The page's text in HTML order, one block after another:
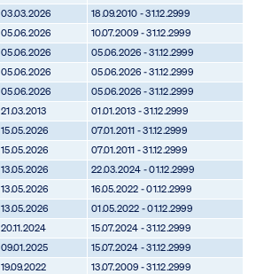
03.03.2026
18.09.2010 - 31.12.2999
05.06.2026
10.07.2009 - 31.12.2999
05.06.2026
05.06.2026 - 31.12.2999
05.06.2026
05.06.2026 - 31.12.2999
05.06.2026
05.06.2026 - 31.12.2999
21.03.2013
01.01.2013 - 31.12.2999
15.05.2026
07.01.2011 - 31.12.2999
15.05.2026
07.01.2011 - 31.12.2999
13.05.2026
22.03.2024 - 01.12.2999
13.05.2026
16.05.2022 - 01.12.2999
13.05.2026
01.05.2022 - 01.12.2999
20.11.2024
15.07.2024 - 31.12.2999
09.01.2025
15.07.2024 - 31.12.2999
19.09.2022
13.07.2009 - 31.12.2999